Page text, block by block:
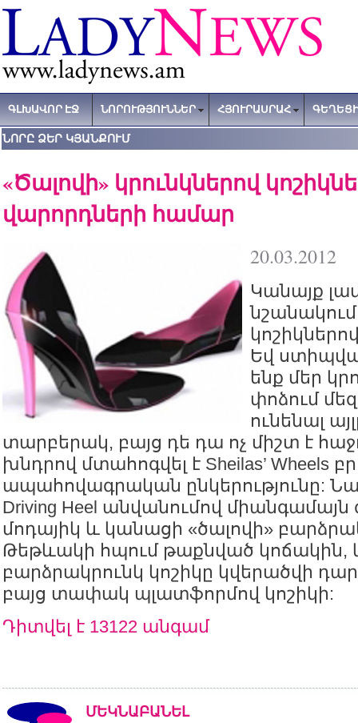
ԳԼԽԱՎՈՐ ԷՋ ՆՈՐՈՒԹՅՈՒՆՆԵՐ ՀՅՈՒՐԱՍՐԱՀ
ՆՈՐԸ ՁԵՐ ԿՅԱՆՔՈՒՄ
«Ծալովի» կրունկներով
վարորդների համար
20.03.2012
Կանայք
Եվ
ենք մեր
փոձում
ունենալ
տարբերակ, բայց դե դա ոչ միշտ է
խնդրով մտահոգվել է Sheilas’ Wheels
ապահովագրական ընկերությունը: Նա
Driving Heel անվանումով միանգամայն
մոդայիկ և կանացի «ծալովի»
Թեթևակի հպում թաքնված կոճակին,
բարձրակրունկ կոշիկը կվերածվի
բայց տափակ պլատֆորմով կոշիկի:
Դիտվել է 13122 անգամ
ՄԵԿՆԱԲԱՆԵԼ